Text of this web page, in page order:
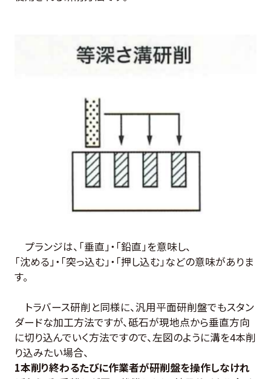
プランジは、「垂直」・「鉛直」を意味し、
「沈める」・「突っ込む」・「押し込む」などの意味がありま
す。
トラバース研削と同様に、汎用平面研削盤でもスタン
ダードな加工方法ですが、砥石が現地点から垂直方向
に切り込んでいく方法ですので、左図のように溝を4本削
り込みたい場合、
1本削り終わるたびに作業者が研削盤を操作しなけれ